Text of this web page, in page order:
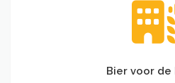
Bier voor de